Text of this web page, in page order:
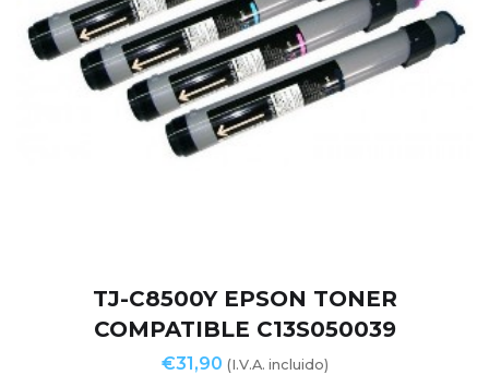
TJ-C8500Y EPSON TONER
COMPATIBLE C13S050039
€31,90 (I.V.A. incluido)